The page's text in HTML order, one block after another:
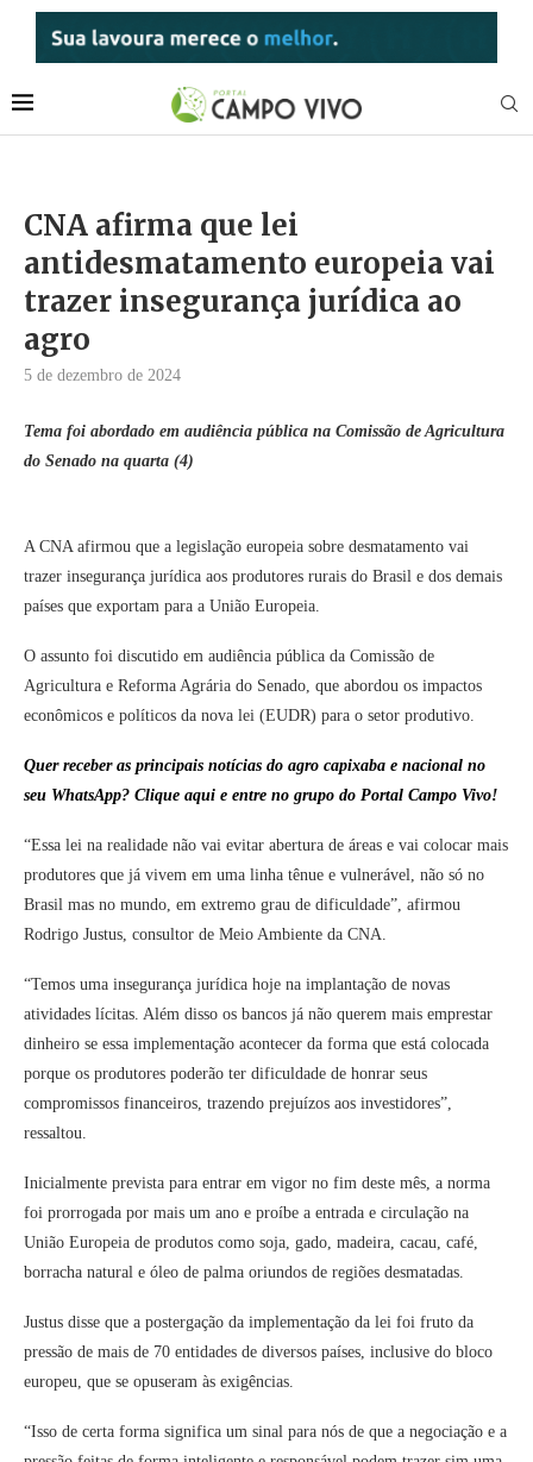
CNA afirma que lei
antidesmatamento europeia vai
trazer insegurança jurídica ao
agro
5 de dezembro de 2024
Tema foi abordado em audiência pública na Comissão de Agricultura
do Senado na quarta (4)
A CNA afirmou que a legislação europeia sobre desmatamento vai
trazer insegurança jurídica aos produtores rurais do Brasil e dos demais
países que exportam para a União Europeia.
O assunto foi discutido em audiência pública da Comissão de
Agricultura e Reforma Agrária do Senado, que abordou os impactos
econômicos e políticos da nova lei (EUDR) para o setor produtivo.
Quer receber as principais notícias do agro capixaba e nacional no
seu WhatsApp? Clique aqui e entre no grupo do Portal Campo Vivo!
“Essa lei na realidade não vai evitar abertura de áreas e vai colocar mais
produtores que já vivem em uma linha tênue e vulnerável, não só no
Brasil mas no mundo, em extremo grau de dificuldade”, afirmou
Rodrigo Justus, consultor de Meio Ambiente da CNA.
“Temos uma insegurança jurídica hoje na implantação de novas
atividades lícitas. Além disso os bancos já não querem mais emprestar
dinheiro se essa implementação acontecer da forma que está colocada
porque os produtores poderão ter dificuldade de honrar seus
compromissos financeiros, trazendo prejuízos aos investidores”,
ressaltou.
Inicialmente prevista para entrar em vigor no fim deste mês, a norma
foi prorrogada por mais um ano e proíbe a entrada e circulação na
União Europeia de produtos como soja, gado, madeira, cacau, café,
borracha natural e óleo de palma oriundos de regiões desmatadas.
Justus disse que a postergação da implementação da lei foi fruto da
pressão de mais de 70 entidades de diversos países, inclusive do bloco
europeu, que se opuseram às exigências.
“Isso de certa forma significa um sinal para nós de que a negociação e a